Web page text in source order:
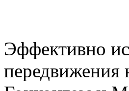
Эффективно
передвижения